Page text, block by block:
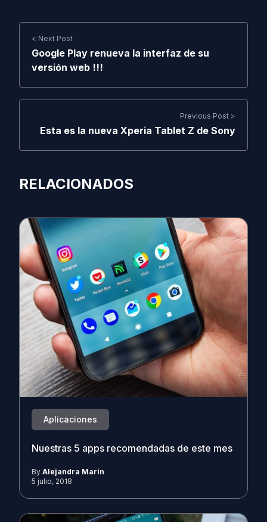
< Next Post
Google Play renueva la interfaz de su
versión web !!!
Previous Post >
Esta es la nueva Xperia Tablet Z de Sony
RELACIONADOS
Aplicaciones
Nuestras 5 apps recomendadas de este mes
By Alejandra Marin
5 julio, 2018